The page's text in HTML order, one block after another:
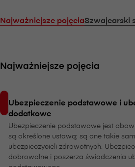
Najważniejsze pojęciaSzwajcarski
Najważniejsze pojęcia
Ubezpieczenie podstawowe i
dodatkowe
Ubezpieczenie podstawowe jest
są określone ustawą; są one takie
ubezpieczycieli zdrowotnych.
dobrowolne i poszerza świadczenia